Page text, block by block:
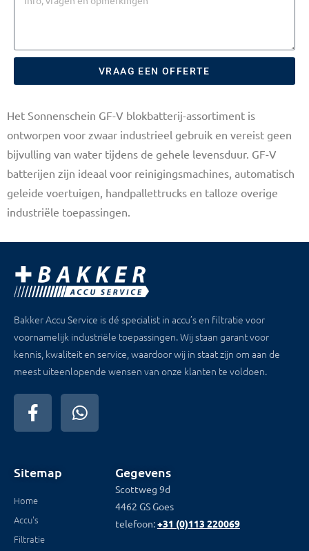
VRAAG EEN OFFERTE
Het Sonnenschein GF-V blokbatterij-assortiment is
ontworpen voor zwaar industrieel gebruik en vereist geen
bijvulling van water tijdens de gehele levensduur. GF-V
batterijen zijn ideaal voor reinigingsmachines, automatisch
geleide voertuigen, handpallettrucks en talloze overige
industriële toepassingen.
Bakker Accu Service is dé specialist in accu’s en filtratie voor
voornamelijk industriële toepassingen. Wij staan garant voor
kennis, kwaliteit en service, waardoor wij in staat zijn om aan de
meest uiteenlopende wensen van onze klanten te voldoen.
Sitemap
Home
Accu's
Filtratie
Gegevens
Scottweg 9d
4462 GS Goes
telefoon:+31 (0)113 220069